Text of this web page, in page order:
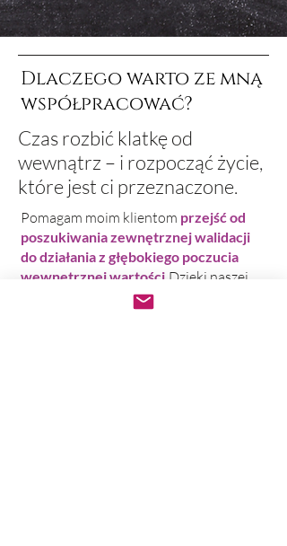
Dlaczego warto ze mną
współpracować?
Czas rozbić klatkę od
wewnątrz – i rozpocząć życie,
które jest ci przeznaczone.
Pomagam moim klientom przejść od
poszukiwania zewnętrznej walidacji
do działania z głębokiego poczucia
wewnętrznej wartości. Dzięki naszej
nauczysz się
rozpuszczać iluzje